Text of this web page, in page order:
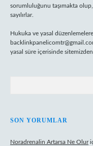
sorumluluğunu taşımakta
sayılırlar.
Hukuka ve yasal
yasal süre içerisinde sitemizden
SON YORUMLAR
Noradrenalin Artarsa Ne Olur